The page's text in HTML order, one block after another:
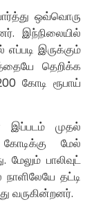
ஒவ்வொரு
இந்நிலையில்
இருக்கும்
தெறிக்க
கோடி ரூபாய்
இப்படம் முதல்
மேல்
மேலும் பாலிவுட்
தட்டி
வருகின்றனர்.